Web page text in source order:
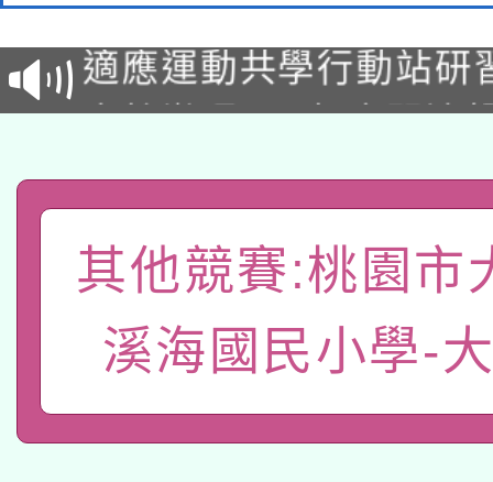
招甄選結果公告(無人
招)
適應運動共學行動站研
本館辦理115年度閱讀
暨閱讀推動專業研習
A3數位素養講師名單
「數位內容與教學軟體
pilot」
有關大陸委員會函釋公
轉知經濟部水利署委託
業技術研究院辦理「
115年8月22日(星期六
其他競賽:桃園市
溪海國民小學-